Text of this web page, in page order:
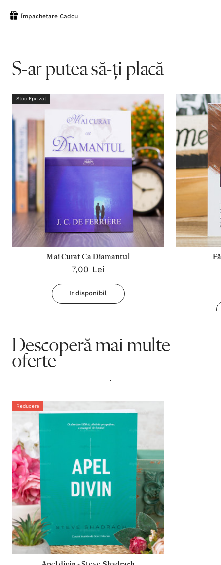
Împachetare Cadou
S-ar putea să-ți placă
Stoc Epuizat
Mai Curat Ca Diamantul
7,00 Lei
Indisponibil
Descoperă mai multe
oferte
.
Reducere